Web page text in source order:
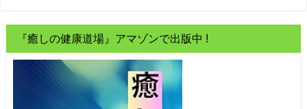
『癒しの健康道場』アマゾンで出版中 !